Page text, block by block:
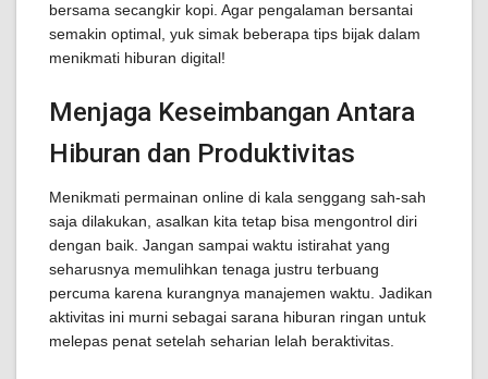
bersama secangkir kopi. Agar pengalaman bersantai
semakin optimal, yuk simak beberapa tips bijak dalam
menikmati hiburan digital!
Menjaga Keseimbangan Antara
Hiburan dan Produktivitas
Menikmati permainan online di kala senggang sah-sah
saja dilakukan, asalkan kita tetap bisa mengontrol diri
dengan baik. Jangan sampai waktu istirahat yang
seharusnya memulihkan tenaga justru terbuang
percuma karena kurangnya manajemen waktu. Jadikan
aktivitas ini murni sebagai sarana hiburan ringan untuk
melepas penat setelah seharian lelah beraktivitas.